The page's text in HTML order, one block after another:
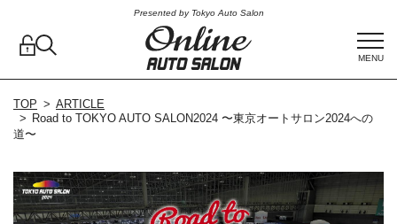
Presented by Tokyo Auto Salon
MENU
TOP
ARTICLE
Road to TOKYO AUTO SALON2024 〜東京オートサロン2024への
道〜